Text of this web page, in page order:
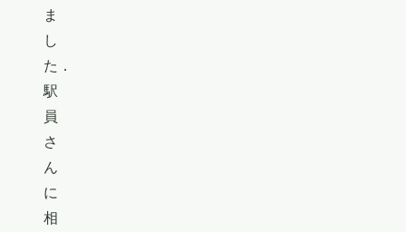
ま
し
た．
駅
員
さ
ん
に
相